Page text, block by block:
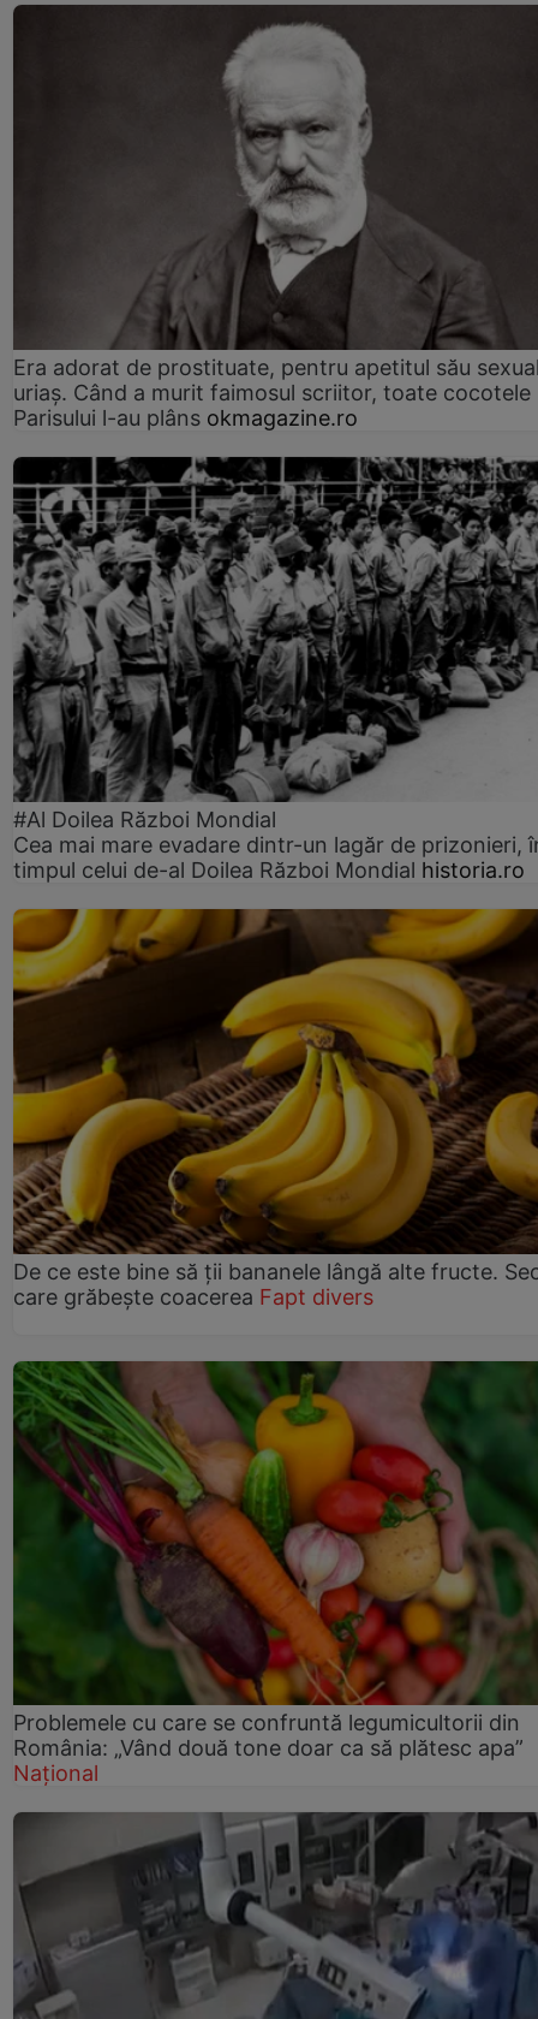
Era adorat de prostituate, pentru apetitul său
uriaș. Când a murit faimosul scriitor, toate cocotele
Parisului l-au plâns okmagazine.ro
#Al Doilea Război Mondial
Cea mai mare evadare dintr-un lagăr de prizonieri,
timpul celui de-al Doilea Război Mondial historia.ro
De ce este bine să ții bananele lângă alte fructe.
care grăbește coacerea Fapt divers
Problemele cu care se confruntă legumicultorii din
România: „Vând două tone doar ca să plătesc apa”
Național